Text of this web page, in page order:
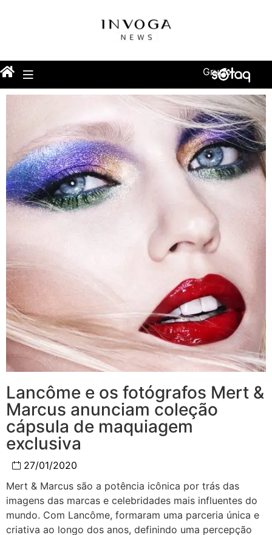
Grupo
Lancôme e os fotógrafos Mert &
Marcus anunciam coleção
cápsula de maquiagem
exclusiva
27/01/2020
Mert & Marcus são a potência icônica por trás das
imagens das marcas e celebridades mais influentes do
mundo. Com Lancôme, formaram uma parceria única e
criativa ao longo dos anos, definindo uma percepção